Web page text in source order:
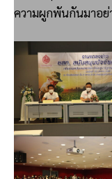
ความผูกพันกันมาอย่